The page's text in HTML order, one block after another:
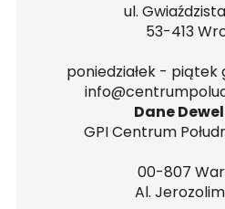
ul.
53-413
poniedziałek - piątek
Dane
GPI Centrum
00-807
Al.